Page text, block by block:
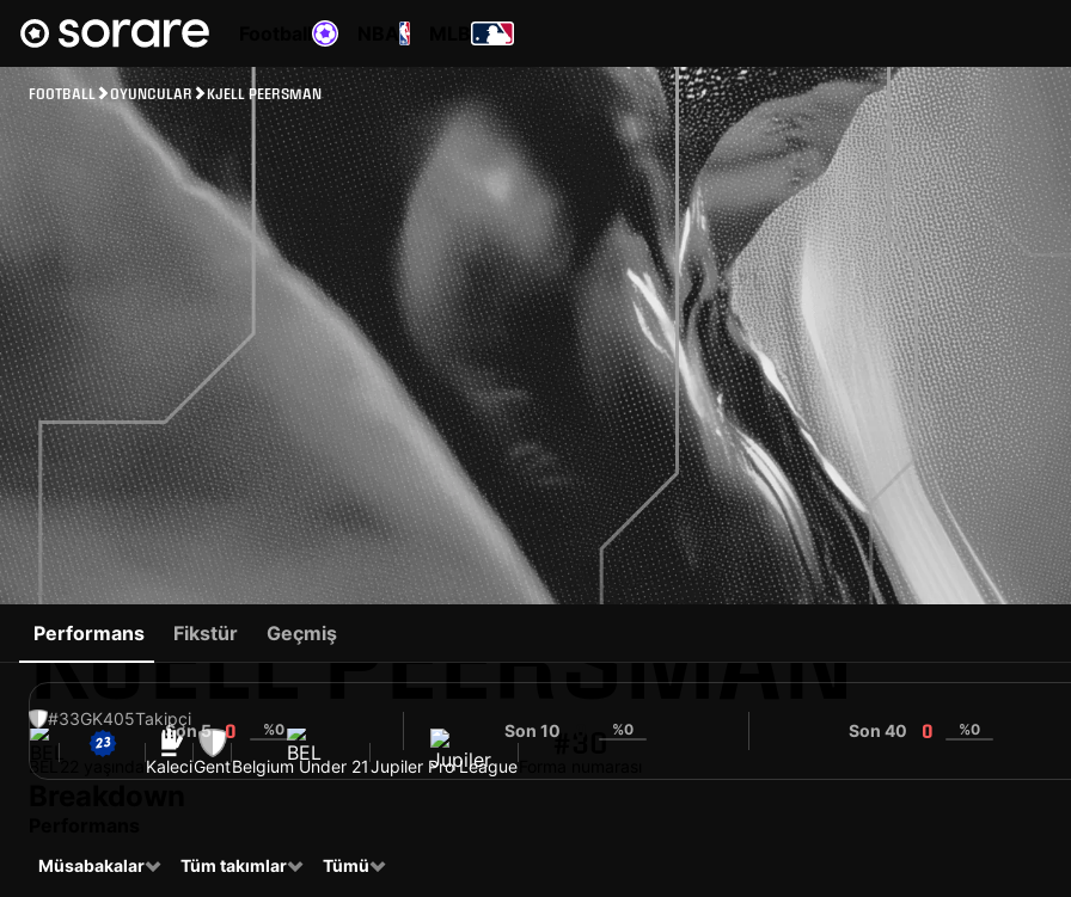
FOOTBALL OYUNCULAR KJELL PEERSMAN
KJELL PEERSMAN
#33GK405Takipçi
BEL KaleciGentBelgium Under 21Jupiler Pro League
#30
Performans Fikstür Geçmiş
Son 5 0 %0 Son 10 %0 Son 40 0 %0
Müsabakalar Tüm takımlar Tümü